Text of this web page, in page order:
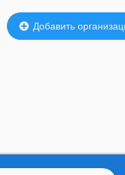
Добавить